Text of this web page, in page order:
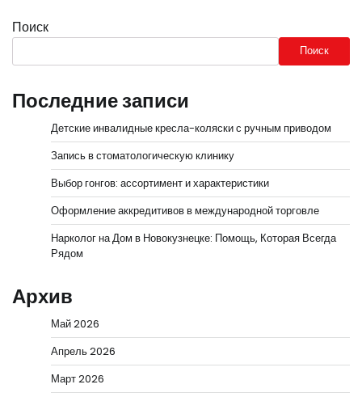
Поиск
Поиск
Последние записи
Детские инвалидные кресла-коляски с ручным приводом
Запись в стоматологическую клинику
Выбор гонгов: ассортимент и характеристики
Оформление аккредитивов в международной торговле
Нарколог на Дом в Новокузнецке: Помощь, Которая Всегда
Рядом
Архив
Май 2026
Апрель 2026
Март 2026